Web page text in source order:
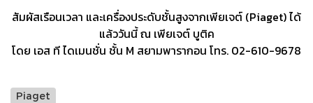
สัมผัสเรือนเวลา และเครื่องประดับชั้นสูงจากเพียเจต์ (Piaget) ได้
แล้ววันนี้ ณ เพียเจต์ บูติค
โดย เอส ที ไดเมนชั่น ชั้น M สยามพารากอน โทร. 02-610-9678
Piaget